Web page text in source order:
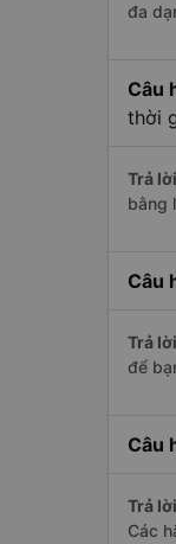
đa
Câu
thời
Trả
bằng
Câu
Trả
để
Câu
Trả
Các